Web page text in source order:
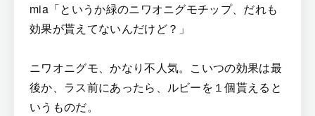
mia「というか緑のニワオニグモチップ、だれも
効果が貰えてないんだけど？」
ニワオニグモ、かなり不人気。こいつの効果は最
後か、ラス前にあったら、ルビーを１個貰えると
いうものだ。